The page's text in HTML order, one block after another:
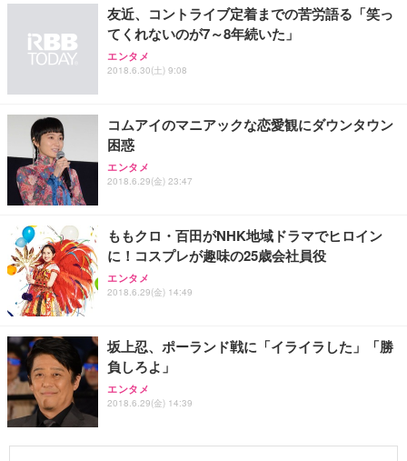
友近、コントライブ定着までの苦労語る「笑っ
てくれないのが7～8年続いた」
エンタメ
2018.6.30(土) 9:08
コムアイのマニアックな恋愛観にダウンタウン
困惑
エンタメ
2018.6.29(金) 23:47
ももクロ・百田がNHK地域ドラマでヒロイン
に！コスプレが趣味の25歳会社員役
エンタメ
2018.6.29(金) 14:49
坂上忍、ポーランド戦に「イライラした」「勝
負しろよ」
エンタメ
2018.6.29(金) 14:39